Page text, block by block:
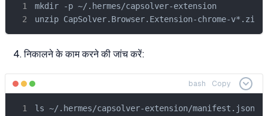
mkdir -p ~/.hermes/capsolver-extension
unzip CapSolver.Browser.Extension-chrome-
निकालने के काम करने की जांच करें:
bash Copy
ls ~/.hermes/capsolver-extension/manifest.json